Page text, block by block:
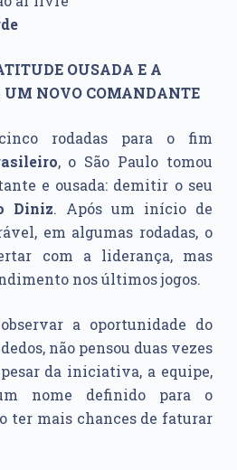
OUSADA E A
UM NOVO COMANDANTE
rodadas para o fim
, o São Paulo tomou
e ousada: demitir o seu
Diniz. Após um início de
em algumas rodadas, o
com a liderança, mas
nos últimos jogos.
a oportunidade do
não pensou duas vezes
da iniciativa, a equipe,
nome definido para o
ter mais chances de faturar